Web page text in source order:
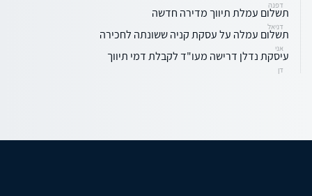
דפנה
תשלום עמלת תיווך מדירה חדשה
דניאל
תשלום עמלה על עסקת קניה ששונתה לחכירה
אני
עיסקת נדלן דרישה מעו"ד לקבלת דמי תיווך
דן